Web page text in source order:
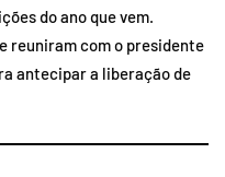
do ano que vem.
reuniram com o presidente
antecipar a liberação de